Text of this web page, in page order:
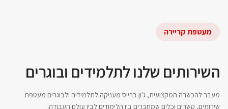
מעטפת קריירה
השירותים שלנו לתלמידים ובוגרים
מעבר להכשרה המקצועית, ג'ון ברייס מעניקה לתלמידים ולבוגרים מעטפת
שירותים, קשרים וכלים שמחברים בין הלימודים לבין עולם העבודה.